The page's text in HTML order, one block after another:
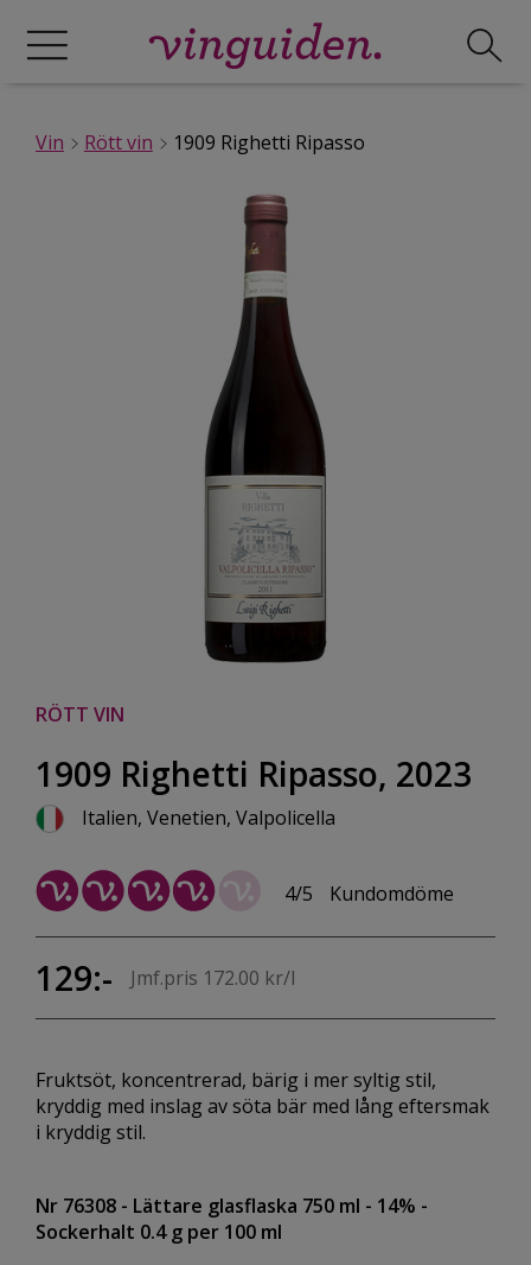
Vin Rött vin 1909 Righetti Ripasso
RÖTT VIN
1909 Righetti Ripasso, 2023
Italien, Venetien, Valpolicella
4/5 Kundomdöme
129:- Jmf.pris 172.00 kr/l
Fruktsöt, koncentrerad, bärig i mer syltig stil,
kryddig med inslag av söta bär med lång eftersmak
i kryddig stil.
Nr 76308 - Lättare glasflaska 750 ml - 14% -
Sockerhalt 0.4 g per 100 ml